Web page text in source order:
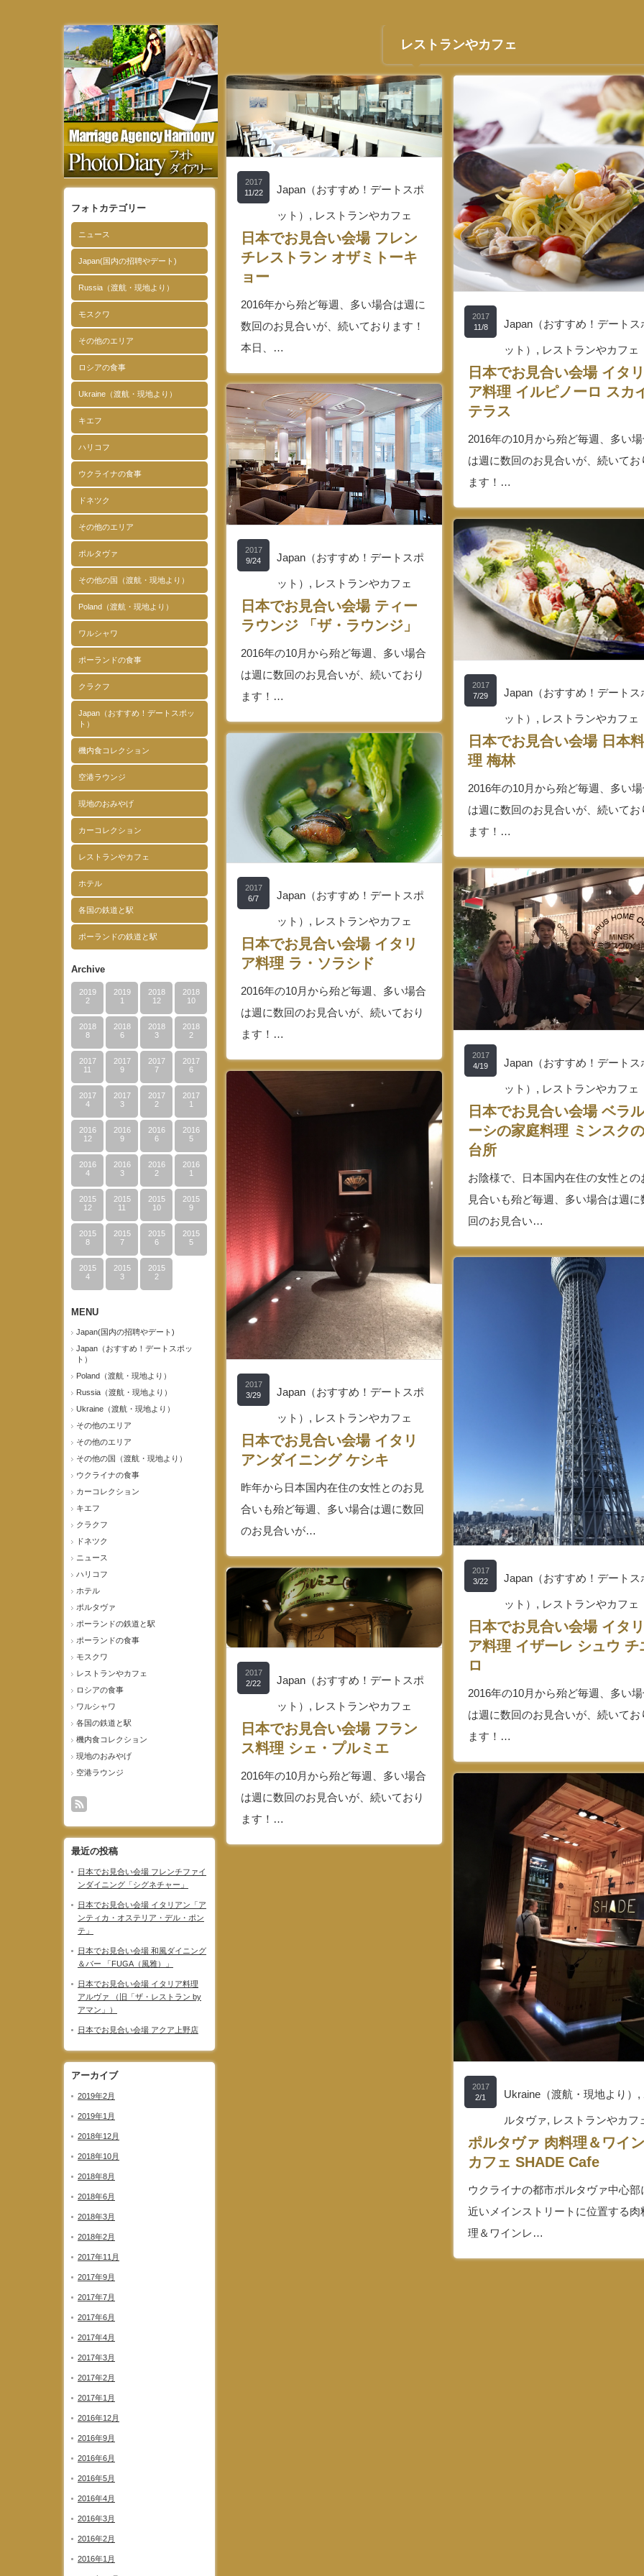
フォトカテゴリー
ニュース
Japan(国内の招聘やデート)
Russia（渡航・現地より）
モスクワ
その他のエリア
ロシアの食事
Ukraine（渡航・現地より）
キエフ
ハリコフ
ウクライナの食事
ドネツク
その他のエリア
ポルタヴァ
その他の国（渡航・現地より）
Poland（渡航・現地より）
ワルシャワ
ポーランドの食事
クラクフ
Japan（おすすめ！デートスポッ
ト）
機内食コレクション
空港ラウンジ
現地のおみやげ
カーコレクション
レストランやカフェ
ホテル
各国の鉄道と駅
ポーランドの鉄道と駅
Archive
2019
2
2019
1
2018
12
2018
10
2018
8
2018
6
2018
3
2018
2
2017
11
2017
9
2017
7
2017
6
2017
4
2017
3
2017
2
2017
1
2016
12
2016
9
2016
6
2016
5
2016
4
2016
3
2016
2
2016
1
2015
12
2015
11
2015
10
2015
9
2015
8
2015
7
2015
6
2015
5
2015
4
2015
3
2015
2
MENU
Japan(国内の招聘やデート)
Japan（おすすめ！デートスポッ
ト）
Poland（渡航・現地より）
Russia（渡航・現地より）
Ukraine（渡航・現地より）
その他のエリア
その他のエリア
その他の国（渡航・現地より）
ウクライナの食事
カーコレクション
キエフ
クラクフ
ドネツク
ニュース
ハリコフ
ホテル
ポルタヴァ
ポーランドの鉄道と駅
ポーランドの食事
モスクワ
レストランやカフェ
ロシアの食事
ワルシャワ
各国の鉄道と駅
機内食コレクション
現地のおみやげ
空港ラウンジ
最近の投稿
日本でお見合い会場 フレンチファイ
ンダイニング「シグネチャー」
日本でお見合い会場 イタリアン「ア
ンティカ・オステリア・デル・ポン
テ」
日本でお見合い会場 和風ダイニング
＆バー 「FUGA（風雅）」
日本でお見合い会場 イタリア料理
アルヴァ （旧「ザ・レストラン by
アマン」）
日本でお見合い会場 アクア上野店
アーカイブ
2019年2月
2019年1月
2018年12月
2018年10月
2018年8月
2018年6月
2018年3月
2018年2月
2017年11月
2017年9月
2017年7月
2017年6月
2017年4月
2017年3月
2017年2月
2017年1月
2016年12月
2016年9月
2016年6月
2016年5月
2016年4月
2016年3月
2016年2月
2016年1月
レストランやカフェ
2017
11/22
Japan（おすすめ！デートスポ
ット） , レストランやカフェ
日本でお見合い会場 フレン
チレストラン オザミトーキ
ョー
2016年から殆ど毎週、多い場合は週に
数回のお見合いが、続いております！
本日、…
2017
11/8
Japan（おすすめ！デートス
ット） , レストランやカフェ
日本でお見合い会場 イタリ
ア料理 イルピノーロ スカ
テラス
2016年の10月から殆ど毎週、多い
は週に数回のお見合いが、続いてお
ます！…
2017
9/24
Japan（おすすめ！デートスポ
ット） , レストランやカフェ
日本でお見合い会場 ティー
ラウンジ 「ザ・ラウンジ」
2016年の10月から殆ど毎週、多い場合
は週に数回のお見合いが、続いており
ます！…
2017
7/29
Japan（おすすめ！デートス
ット） , レストランやカフェ
日本でお見合い会場 日本料
理 梅林
2016年の10月から殆ど毎週、多い
は週に数回のお見合いが、続いてお
ます！…
2017
6/7
Japan（おすすめ！デートスポ
ット） , レストランやカフェ
日本でお見合い会場 イタリ
ア料理 ラ・ソラシド
2016年の10月から殆ど毎週、多い場合
は週に数回のお見合いが、続いており
ます！…
2017
4/19
Japan（おすすめ！デートス
ット） , レストランやカフェ
日本でお見合い会場 ベラル
ーシの家庭料理 ミンスクの
台所
お陰様で、日本国内在住の女性との
見合いも殆ど毎週、多い場合は週に
回のお見合い…
2017
3/29
Japan（おすすめ！デートスポ
ット） , レストランやカフェ
日本でお見合い会場 イタリ
アンダイニング ケシキ
昨年から日本国内在住の女性とのお見
合いも殆ど毎週、多い場合は週に数回
のお見合いが…
2017
3/22
Japan（おすすめ！デートス
ット） , レストランやカフェ
日本でお見合い会場 イタリ
ア料理 イザーレ シュウ チ
ロ
2016年の10月から殆ど毎週、多い
は週に数回のお見合いが、続いてお
ます！…
2017
2/22
Japan（おすすめ！デートスポ
ット） , レストランやカフェ
日本でお見合い会場 フラン
ス料理 シェ・プルミエ
2016年の10月から殆ど毎週、多い場合
は週に数回のお見合いが、続いており
ます！…
2017
2/1
Ukraine（渡航・現地より） ,
ルタヴァ, レストランやカフ
ポルタヴァ 肉料理＆ワイン
カフェ SHADE Cafe
ウクライナの都市ポルタヴァ中心部
近いメインストリートに位置する肉
理＆ワインレ…